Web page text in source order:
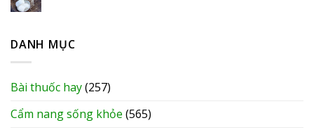
DANH MỤC
Bài thuốc hay(257)
Cẩm nang sống khỏe (565)